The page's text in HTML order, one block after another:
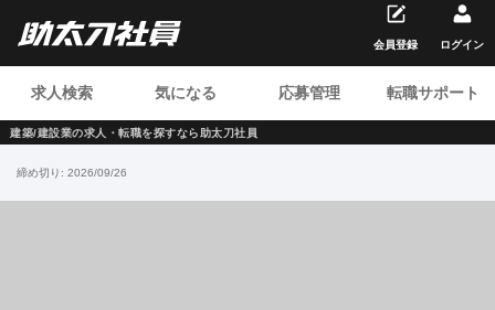
建築/建設業の求人・転職を探すなら助太刀社員
求人検索 気になる 応募管理 転職サポート
会員登録 ログイン
締め切り: 2026/09/26